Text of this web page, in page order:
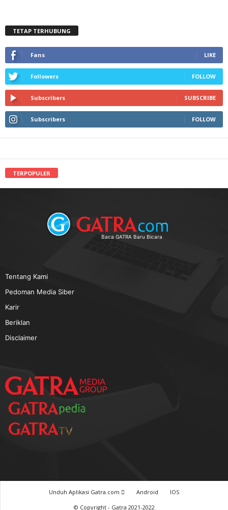
TETAP TERHUBUNG
Fans LIKE
Followers FOLLOW
Subscribers SUBSCRIBE
Subscribers FOLLOW
TERPOPULER
Baca GATRA Baru Bicara